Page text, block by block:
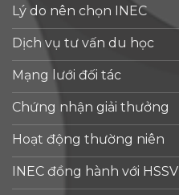
Lý do nên chọn INEC
Dịch vụ tư vấn du học
Mạng lưới đối tác
Chứng nhận giải thưởng
Hoạt động thường niên
INEC đồng hành với HSSV